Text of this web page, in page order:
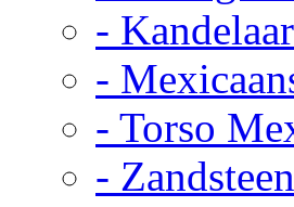
-
-
- Torso
-